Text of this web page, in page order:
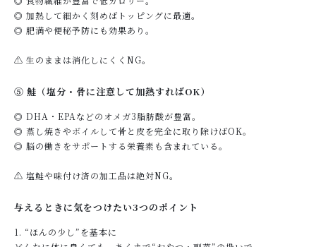
◎ 加熱して細かく刻めばトッピングに最適。
◎ 肥満や便秘予防にも効果あり。
⚠ 生のままは消化しにくくNG。
⑤ 鮭（塩分・骨に注意して加熱すればOK）
◎ DHA・EPAなどのオメガ3脂肪酸が豊富。
◎ 蒸し焼きやボイルして骨と皮を完全に取り除けばOK。
◎ 脳の働きをサポートする栄養素も含まれている。
⚠ 塩鮭や味付け済の加工品は絶対NG。
与えるときに気をつけたい3つのポイント
1. “ほんの少し”を基本に